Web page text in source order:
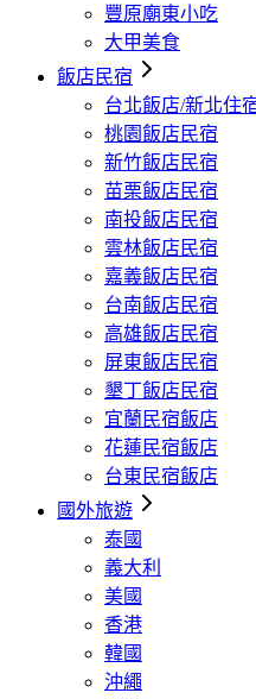
豐原廟東小吃
大甲美食
飯店民宿
台北飯店/新北住
桃園飯店民宿
新竹飯店民宿
苗栗飯店民宿
南投飯店民宿
雲林飯店民宿
嘉義飯店民宿
台南飯店民宿
高雄飯店民宿
屏東飯店民宿
墾丁飯店民宿
宜蘭民宿飯店
花蓮民宿飯店
台東民宿飯店
國外旅遊
泰國
義大利
美國
香港
韓國
沖繩